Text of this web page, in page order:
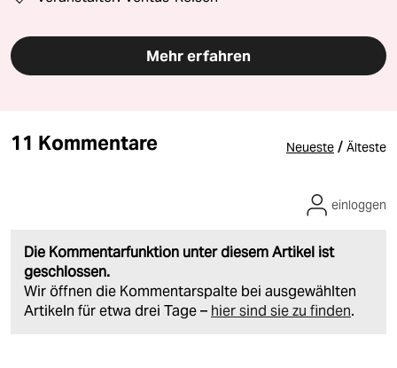
Mehr erfahren
11 Kommentare Neueste / Älteste
Die Kommentarfunktion unter diesem Artikel ist
geschlossen.
Wir öffnen die Kommentarspalte bei ausgewählten
Artikeln für etwa drei Tage – hier sind sie zu finden.
einloggen